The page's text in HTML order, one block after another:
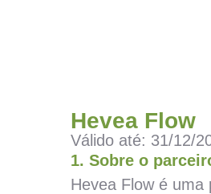
Hevea Flow
Válido até: 31/12/
1. Sobre o
Hevea Flow é